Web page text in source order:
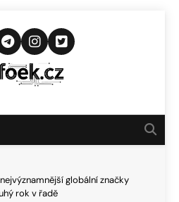
Novinkám
globální značky
rok v řadě